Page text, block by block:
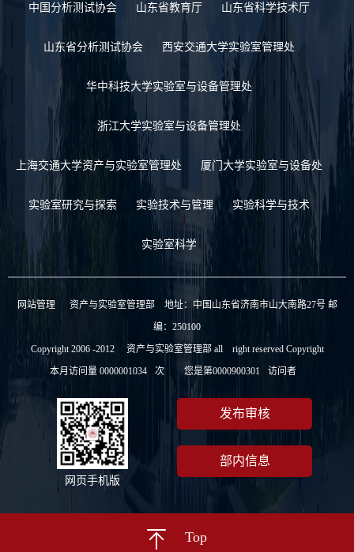
中国分析测试协会 山东省教育厅 山东省科学技术厅
山东省分析测试协会 西安交通大学实验室管理处
华中科技大学实验室与设备管理处
浙江大学实验室与设备管理处
上海交通大学资产与实验室管理处 厦门大学实验室与设备处
实验室研究与探索 实验技术与管理 实验科学与技术
实验室科学
网站管理资产与实验室管理部 地址：中国山东省济南市山大南路27号 邮
编：250100
Copyright 2006 -2012 资产与实验室管理部 all right reserved Copyright
本月访问量 0000001034 次 您是第0000900301 访问者
网页手机版
发布审核
部内信息
Top